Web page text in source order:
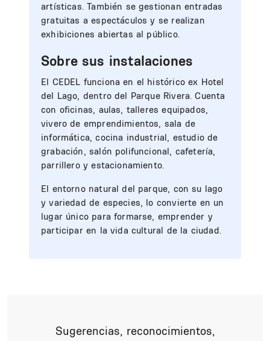
artísticas. También se gestionan entradas
gratuitas a espectáculos y se realizan
exhibiciones abiertas al público.
Sobre sus instalaciones
El CEDEL funciona en el histórico ex Hotel
del Lago, dentro del Parque Rivera. Cuenta
con oficinas, aulas, talleres equipados,
vivero de emprendimientos, sala de
informática, cocina industrial, estudio de
grabación, salón polifuncional, cafetería,
parrillero y estacionamiento.
El entorno natural del parque, con su lago
y variedad de especies, lo convierte en un
lugar único para formarse, emprender y
participar en la vida cultural de la ciudad.
Sugerencias, reconocimientos,